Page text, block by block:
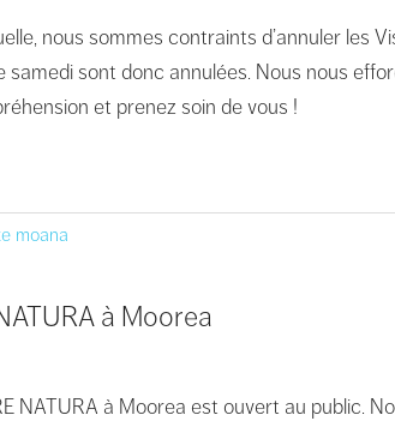
nous sommes contraints d’annuler les
samedi sont donc annulées. Nous nous
et prenez soin de vous !
moana
à Moorea
NATURA à Moorea est ouvert au public.